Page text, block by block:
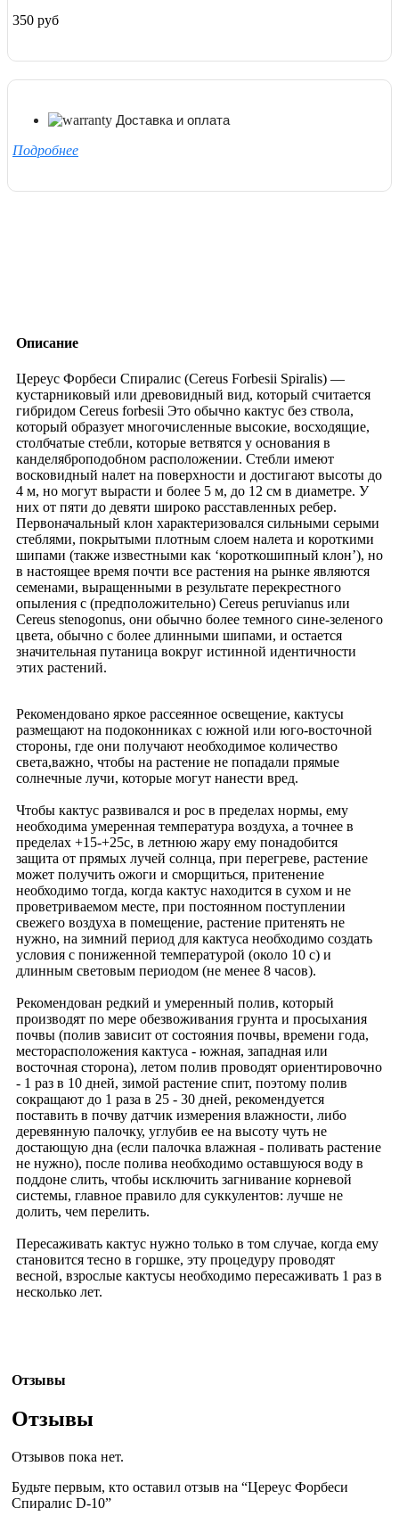
350 руб
Доставка и оплата
Подробнее
Описание
Цереус Форбеси Спиралис (Cereus Forbesii Spiralis) —
кустарниковый или древовидный вид, который считается
гибридом Cereus forbesii Это обычно кактус без ствола,
который образует многочисленные высокие, восходящие,
столбчатые стебли, которые ветвятся у основания в
канделяброподобном расположении. Стебли имеют
восковидный налет на поверхности и достигают высоты до
4 м, но могут вырасти и более 5 м, до 12 см в диаметре. У
них от пяти до девяти широко расставленных ребер.
Первоначальный клон характеризовался сильными серыми
стеблями, покрытыми плотным слоем налета и короткими
шипами (также известными как ‘короткошипный клон’), но
в настоящее время почти все растения на рынке являются
семенами, выращенными в результате перекрестного
опыления с (предположительно) Cereus peruvianus или
Cereus stenogonus, они обычно более темного сине-зеленого
цвета, обычно с более длинными шипами, и остается
значительная путаница вокруг истинной идентичности
этих растений.
Рекомендовано яркое рассеянное освещение, кактусы
размещают на подоконниках с южной или юго-восточной
стороны, где они получают необходимое количество
света,важно, чтобы на растение не попадали прямые
солнечные лучи, которые могут нанести вред.
Чтобы кактус развивался и рос в пределах нормы, ему
необходима умеренная температура воздуха, а точнее в
пределах +15-+25с, в летнюю жару ему понадобится
защита от прямых лучей солнца, при перегреве, растение
может получить ожоги и сморщиться, притенение
необходимо тогда, когда кактус находится в сухом и не
проветриваемом месте, при постоянном поступлении
свежего воздуха в помещение, растение притенять не
нужно, на зимний период для кактуса необходимо создать
условия с пониженной температурой (около 10 с) и
длинным световым периодом (не менее 8 часов).
Рекомендован редкий и умеренный полив, который
производят по мере обезвоживания грунта и просыхания
почвы (полив зависит от состояния почвы, времени года,
месторасположения кактуса - южная, западная или
восточная сторона), летом полив проводят ориентировочно
- 1 раз в 10 дней, зимой растение спит, поэтому полив
сокращают до 1 раза в 25 - 30 дней, рекомендуется
поставить в почву датчик измерения влажности, либо
деревянную палочку, углубив ее на высоту чуть не
достающую дна (если палочка влажная - поливать растение
не нужно), после полива необходимо оставшуюся воду в
поддоне слить, чтобы исключить загнивание корневой
системы, главное правило для суккулентов: лучше не
долить, чем перелить.
Пересаживать кактус нужно только в том случае, когда ему
становится тесно в горшке, эту процедуру проводят
весной, взрослые кактусы необходимо пересаживать 1 раз в
несколько лет.
Отзывы
Отзывы
Отзывов пока нет.
Будьте первым, кто оставил отзыв на “Цереус Форбеси
Спиралис D-10”